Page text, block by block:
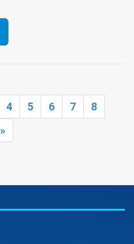
4 5 6 7
8
»